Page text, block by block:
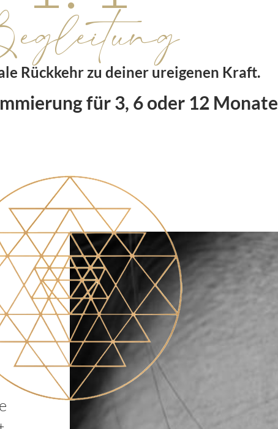
Rückkehr zu deiner ureigenen Kraft.
für 3, 6 oder 12 Monate